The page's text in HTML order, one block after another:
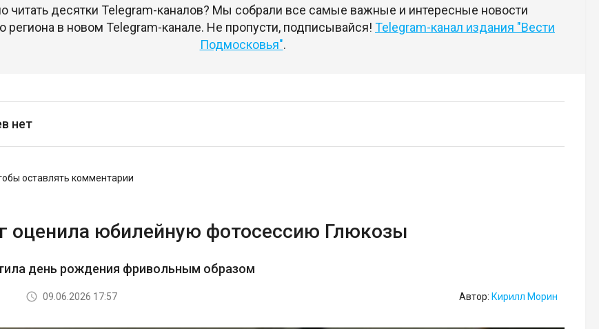
читать десятки Telegram-каналов? Мы собрали все самые важные и интересные новости
региона в новом Telegram-канале. Не пропусти, подписывайся! Telegram-канал издания "Вести
Подмосковья".
нет
оставлять комментарии
оценила юбилейную фотосессию Глюкозы
день рождения фривольным образом
09.06.2026 17:57 Автор: Кирилл Морин